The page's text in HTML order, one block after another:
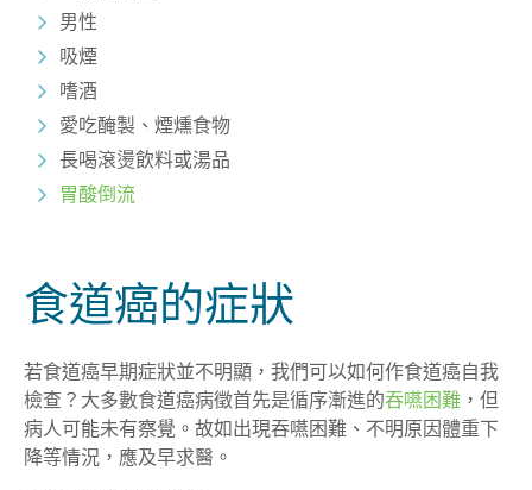
男性
吸煙
嗜酒
愛吃醃製、煙燻食物
長喝滾燙飲料或湯品
胃酸倒流
食道癌的症狀
若食道癌早期症狀並不明顯，我們可以如何作食道癌自我
檢查？大多數食道癌病徵首先是循序漸進的吞嚥困難 ，但
病人可能未有察覺。故如出現吞嚥困難、不明原因體重下
降等情況，應及早求醫。